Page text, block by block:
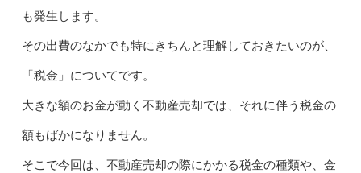
も発生します。
その出費のなかでも特にきちんと理解しておきたいのが、
「税金」についてです。
大きな額のお金が動く不動産売却では、それに伴う税金の
額もばかになりません。
そこで今回は、不動産売却の際にかかる税金の種類や、金